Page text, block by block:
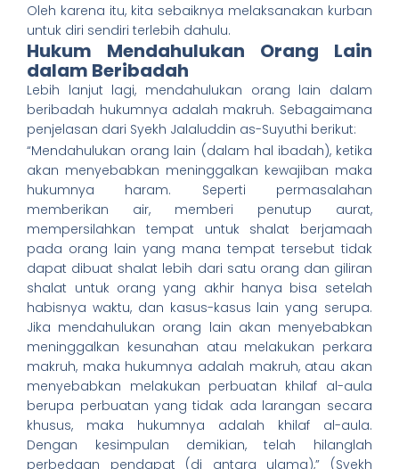
Oleh karena itu, kita sebaiknya melaksanakan kurban
untuk diri sendiri terlebih dahulu.
Hukum Mendahulukan Orang Lain
dalam Beribadah
Lebih lanjut lagi, mendahulukan orang lain dalam
beribadah hukumnya adalah makruh. Sebagaimana
penjelasan dari Syekh Jalaluddin as-Suyuthi berikut:
“Mendahulukan orang lain (dalam hal ibadah), ketika
akan menyebabkan meninggalkan kewajiban maka
hukumnya haram. Seperti permasalahan
memberikan air, memberi penutup aurat,
mempersilahkan tempat untuk shalat berjamaah
pada orang lain yang mana tempat tersebut tidak
dapat dibuat shalat lebih dari satu orang dan giliran
shalat untuk orang yang akhir hanya bisa setelah
habisnya waktu, dan kasus-kasus lain yang serupa.
Jika mendahulukan orang lain akan menyebabkan
meninggalkan kesunahan atau melakukan perkara
makruh, maka hukumnya adalah makruh, atau akan
menyebabkan melakukan perbuatan khilaf al-aula
berupa perbuatan yang tidak ada larangan secara
khusus, maka hukumnya adalah khilaf al-aula.
Dengan kesimpulan demikian, telah hilanglah
perbedaan pendapat (di antara ulama),” (Syekh